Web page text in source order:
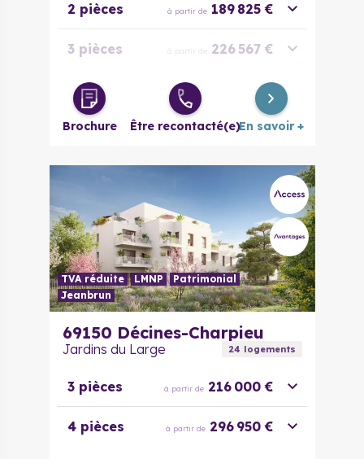
2 pièces à partir de 189 825 €
3 pièces à partir de 226 567 €
3 pièces
évolutif
à partir de 257 975 €
Brochure Être recontacté(e)En savoir +
TVA réduite LMNP
Patrimonial
Jeanbrun
69150 Décines-Charpieu
Jardins du Large 24 logements
3 pièces à partir de 216 000 €
4 pièces à partir de 296 950 €